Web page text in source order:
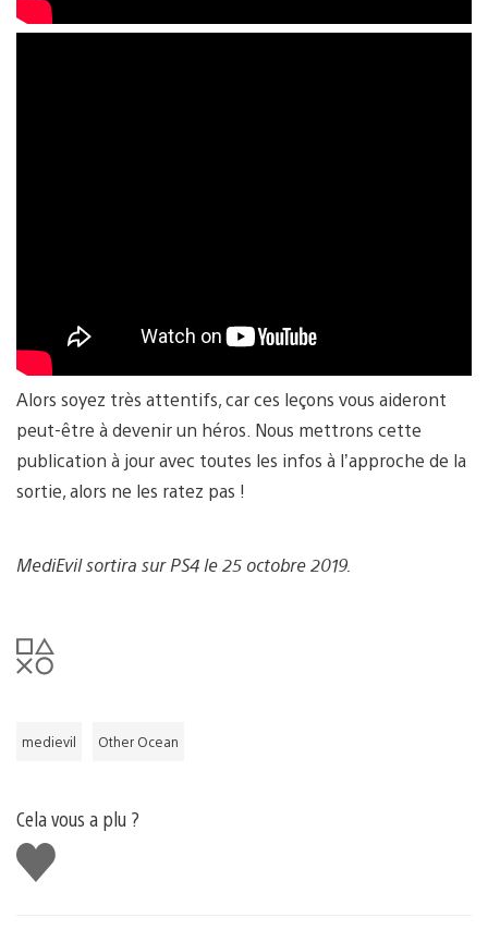
Alors soyez très attentifs, car ces leçons vous aideront
peut-être à devenir un héros. Nous mettrons cette
publication à jour avec toutes les infos à l’approche de la
sortie, alors ne les ratez pas !
MediEvil sortira sur PS4 le 25 octobre 2019.
medievil Other Ocean
Cela vous a plu ?
J'aime